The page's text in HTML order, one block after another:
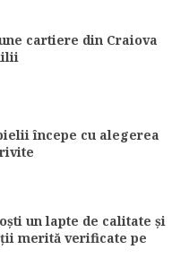
cartiere din Craiova
începe cu alegerea
un lapte de calitate și
merită verificate pe